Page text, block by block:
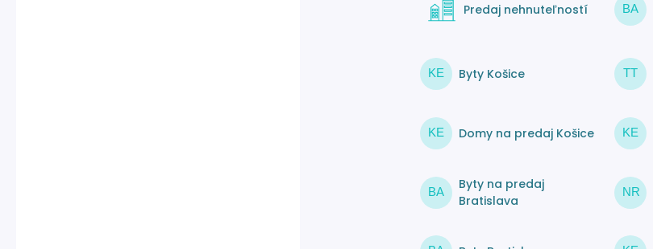
Predaj nehnuteľností BA
KE Byty Košice TT
KE Domy na predaj Košice KE
BA
Byty na predaj
Bratislava
NR